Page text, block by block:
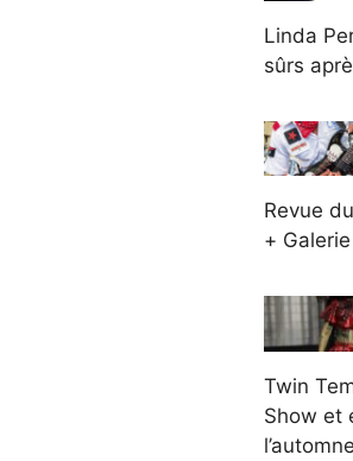
Linda
sûrs
Revue
+
Twin
Show et